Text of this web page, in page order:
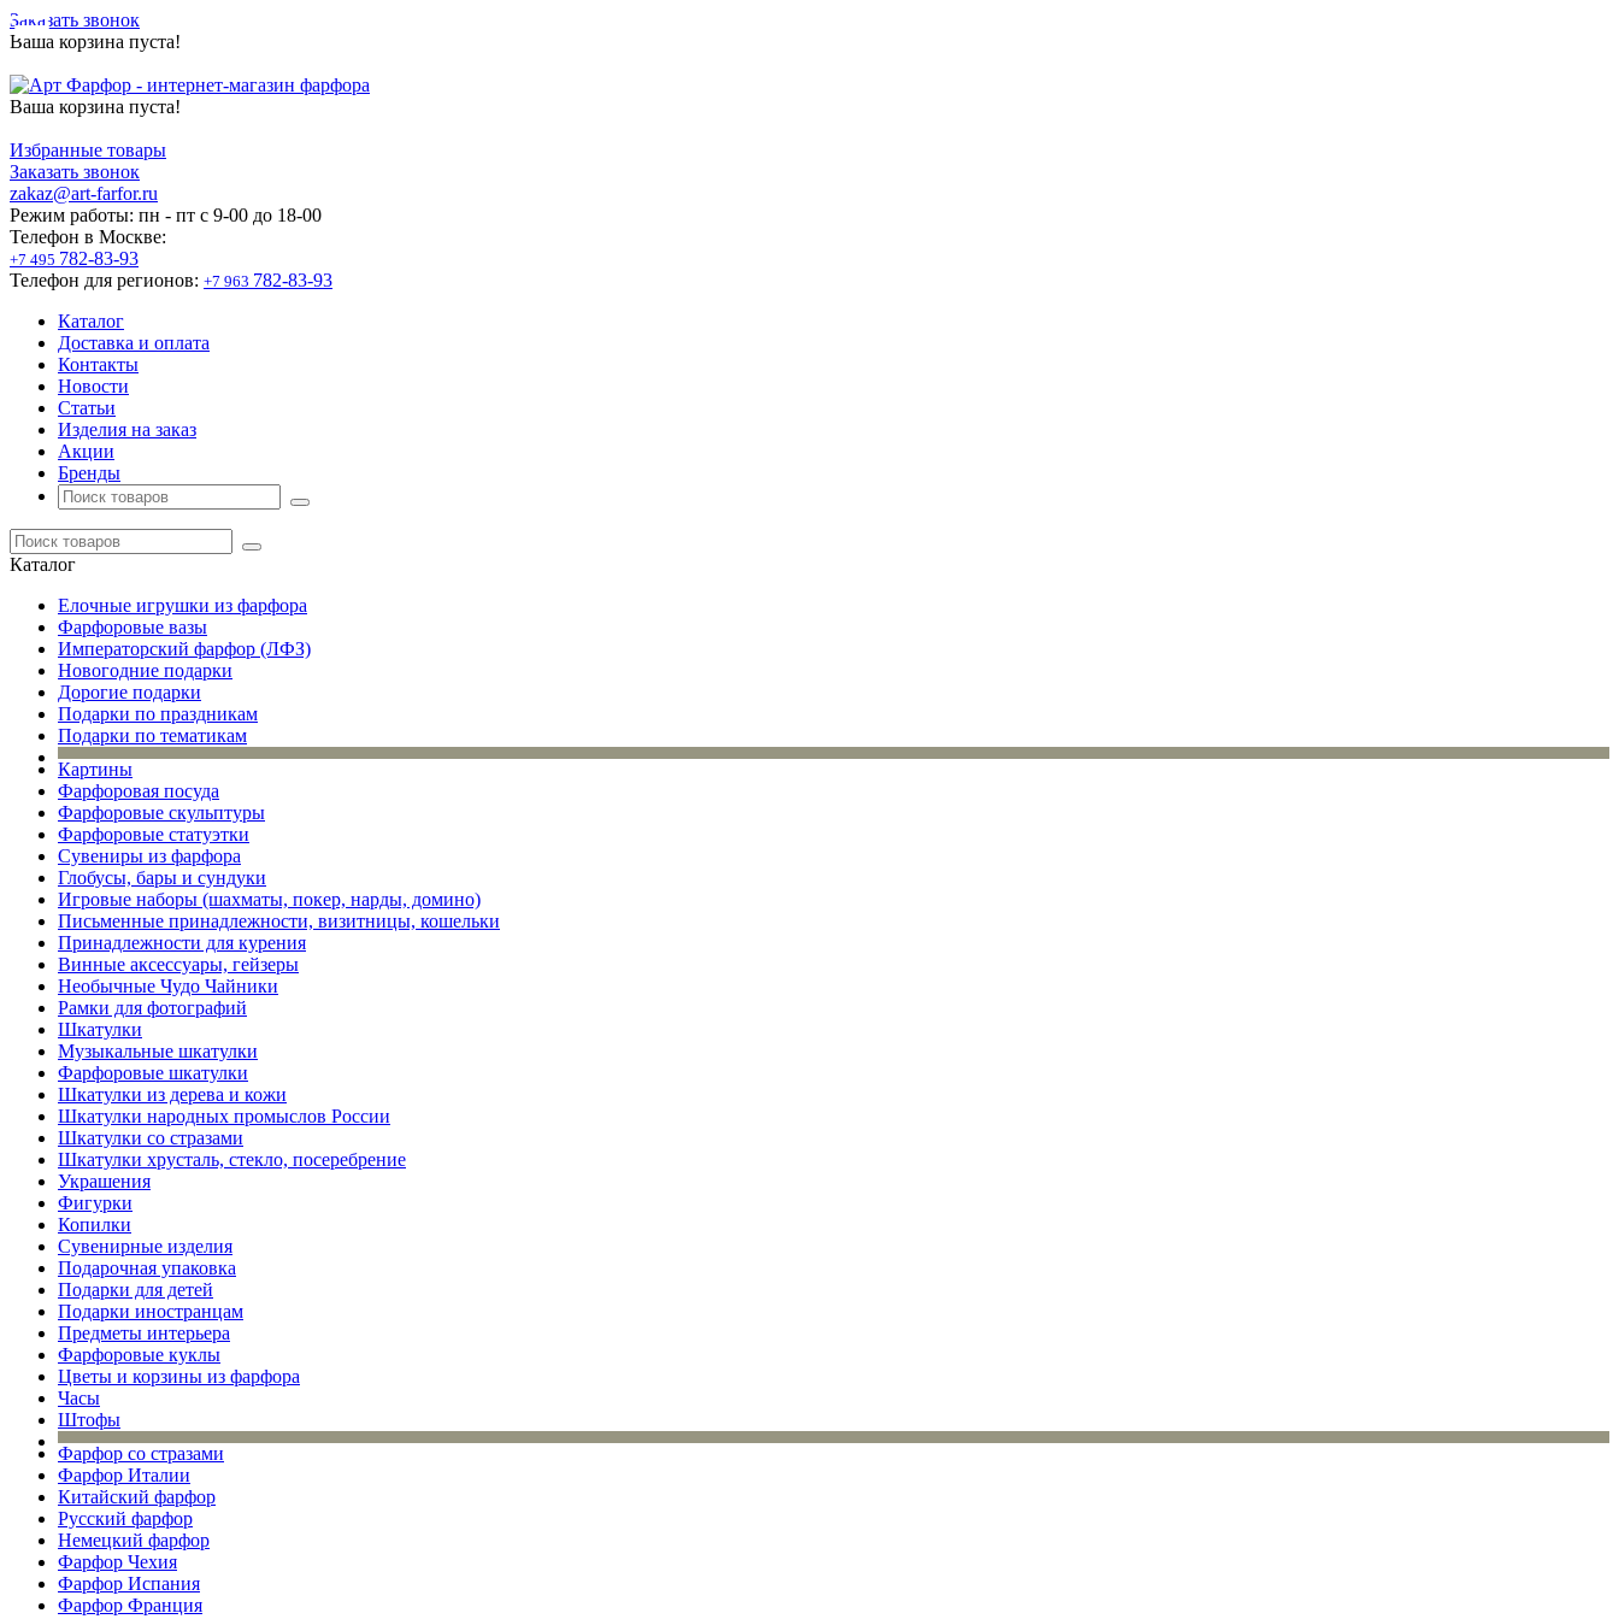
Заказать звонок
Ваша корзина пуста!
Ваша корзина пуста!
Избранные товары
Заказать звонок
zakaz@art-farfor.ru
Режим работы: пн - пт c 9-00 до 18-00
Телефон в Москве:
+7 495 782-83-93
Телефон для регионов: +7 963 782-83-93
Каталог
Доставка и оплата
Контакты
Новости
Статьи
Изделия на заказ
Акции
Бренды
Каталог
Елочные игрушки из фарфора
Фарфоровые вазы
Императорский фарфор (ЛФЗ)
Новогодние подарки
Дорогие подарки
Подарки по праздникам
Подарки по тематикам
Картины
Фарфоровая посуда
Фарфоровые скульптуры
Фарфоровые статуэтки
Сувениры из фарфора
Глобусы, бары и сундуки
Игровые наборы (шахматы, покер, нарды, домино)
Письменные принадлежности, визитницы, кошельки
Принадлежности для курения
Винные аксессуары, гейзеры
Необычные Чудо Чайники
Рамки для фотографий
Шкатулки
Музыкальные шкатулки
Фарфоровые шкатулки
Шкатулки из дерева и кожи
Шкатулки народных промыслов России
Шкатулки со стразами
Шкатулки хрусталь, стекло, посеребрение
Украшения
Фигурки
Копилки
Сувенирные изделия
Подарочная упаковка
Подарки для детей
Подарки иностранцам
Предметы интерьера
Фарфоровые куклы
Цветы и корзины из фарфора
Часы
Штофы
Фарфор со стразами
Фарфор Италии
Китайский фарфор
Русский фарфор
Немецкий фарфор
Фарфор Чехия
Фарфор Испания
Фарфор Франция